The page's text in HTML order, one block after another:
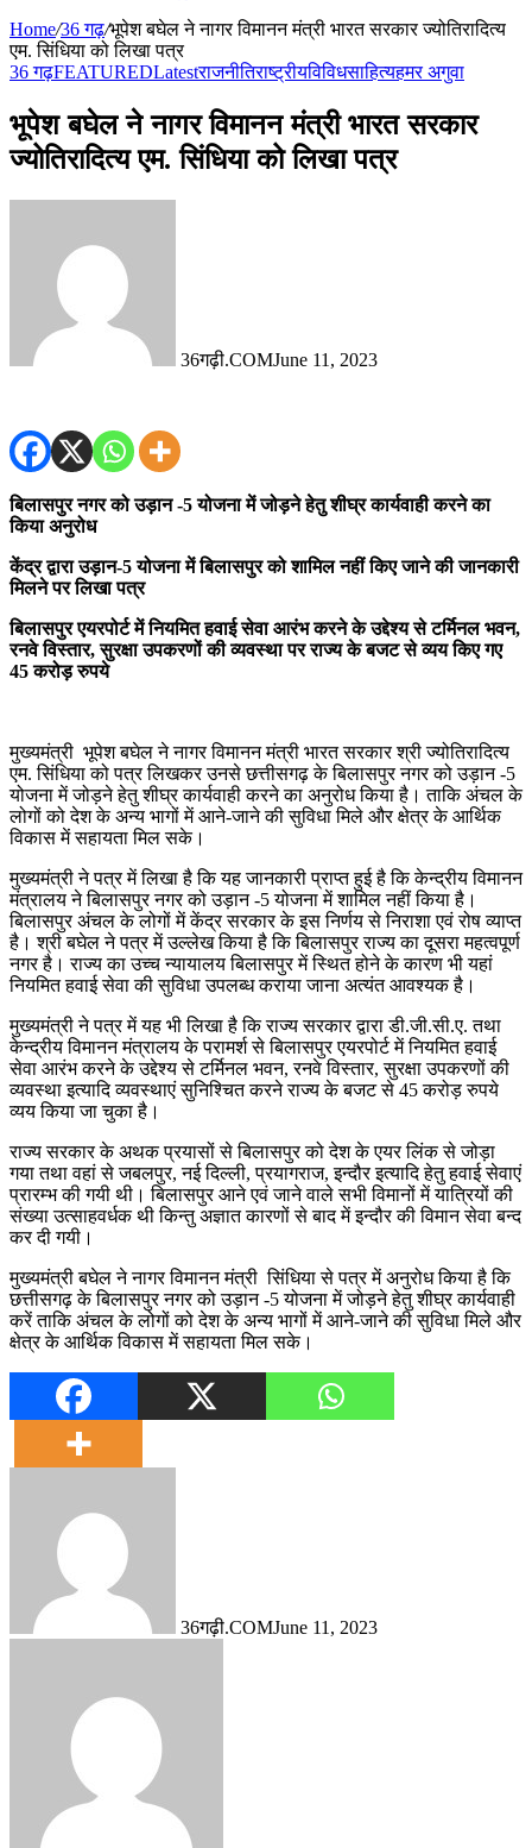
Home/36 गढ़/भूपेश बघेल ने नागर विमानन मंत्री भारत सरकार ज्योतिरादित्य
एम. सिंधिया को लिखा पत्र
36 गढ़FEATUREDLatestराजनीतिराष्ट्रीयविविधसाहित्यहमर अगुवा
भूपेश बघेल ने नागर विमानन मंत्री भारत सरकार
ज्योतिरादित्य एम. सिंधिया को लिखा पत्र
36गढ़ी.COMJune 11, 2023
बिलासपुर नगर को उड़ान -5 योजना में जोड़ने हेतु शीघ्र कार्यवाही करने का
किया अनुरोध
केंद्र द्वारा उड़ान-5 योजना में बिलासपुर को शामिल नहीं किए जाने की जानकारी
मिलने पर लिखा पत्र
बिलासपुर एयरपोर्ट में नियमित हवाई सेवा आरंभ करने के उद्देश्य से टर्मिनल भवन,
रनवे विस्तार, सुरक्षा उपकरणों की व्यवस्था पर राज्य के बजट से व्यय किए गए
45 करोड़ रुपये
मुख्यमंत्री भूपेश बघेल ने नागर विमानन मंत्री भारत सरकार श्री ज्योतिरादित्य
एम. सिंधिया को पत्र लिखकर उनसे छत्तीसगढ़ के बिलासपुर नगर को उड़ान -5
योजना में जोड़ने हेतु शीघ्र कार्यवाही करने का अनुरोध किया है। ताकि अंचल के
लोगों को देश के अन्य भागों में आने-जाने की सुविधा मिले और क्षेत्र के आर्थिक
विकास में सहायता मिल सके।
मुख्यमंत्री ने पत्र में लिखा है कि यह जानकारी प्राप्त हुई है कि केन्द्रीय विमानन
मंत्रालय ने बिलासपुर नगर को उड़ान -5 योजना में शामिल नहीं किया है।
बिलासपुर अंचल के लोगों में केंद्र सरकार के इस निर्णय से निराशा एवं रोष व्याप्त
है। श्री बघेल ने पत्र में उल्लेख किया है कि बिलासपुर राज्य का दूसरा महत्वपूर्ण
नगर है। राज्य का उच्च न्यायालय बिलासपुर में स्थित होने के कारण भी यहां
नियमित हवाई सेवा की सुविधा उपलब्ध कराया जाना अत्यंत आवश्यक है।
मुख्यमंत्री ने पत्र में यह भी लिखा है कि राज्य सरकार द्वारा डी.जी.सी.ए. तथा
केन्द्रीय विमानन मंत्रालय के परामर्श से बिलासपुर एयरपोर्ट में नियमित हवाई
सेवा आरंभ करने के उद्देश्य से टर्मिनल भवन, रनवे विस्तार, सुरक्षा उपकरणों की
व्यवस्था इत्यादि व्यवस्थाएं सुनिश्चित करने राज्य के बजट से 45 करोड़ रुपये
व्यय किया जा चुका है।
राज्य सरकार के अथक प्रयासों से बिलासपुर को देश के एयर लिंक से जोड़ा
गया तथा वहां से जबलपुर, नई दिल्ली, प्रयागराज, इन्दौर इत्यादि हेतु हवाई सेवाएं
प्रारम्भ की गयी थी। बिलासपुर आने एवं जाने वाले सभी विमानों में यात्रियों की
संख्या उत्साहवर्धक थी किन्तु अज्ञात कारणों से बाद में इन्दौर की विमान सेवा बन्द
कर दी गयी।
मुख्यमंत्री बघेल ने नागर विमानन मंत्री सिंधिया से पत्र में अनुरोध किया है कि
छत्तीसगढ़ के बिलासपुर नगर को उड़ान -5 योजना में जोड़ने हेतु शीघ्र कार्यवाही
करें ताकि अंचल के लोगों को देश के अन्य भागों में आने-जाने की सुविधा मिले और
क्षेत्र के आर्थिक विकास में सहायता मिल सके।
36गढ़ी.COMJune 11, 2023